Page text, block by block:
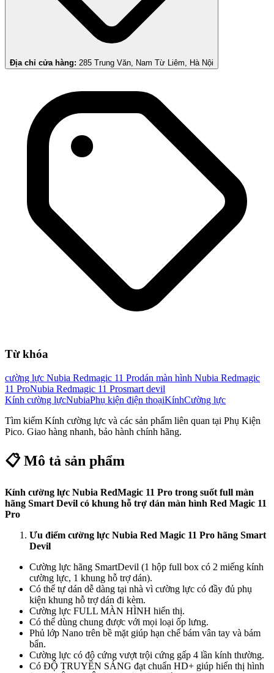
Địa chỉ cửa hàng: 285 Trung Văn, Nam Từ Liêm, Hà Nội
Từ khóa
cường lực Nubia Redmagic 11 Prodán màn hình Nubia Redmagic
11 ProNubia Redmagic 11 Prosmart devil
Kính cường lựcNubiaPhụ kiện điện thoạiKínhCường lực
Tìm kiếm Kính cường lực và các sản phẩm liên quan tại Phụ Kiện
Pico. Giao hàng nhanh, bảo hành chính hãng.
📋 Mô tả sản phẩm
Kính cường lực Nubia RedMagic 11 Pro trong suốt full màn
hãng Smart Devil có khung hỗ trợ dán màn hình Red Magic 11
Pro
Ưu điểm cường lực Nubia Red Magic 11 Pro hãng Smart
Devil
Cường lực hãng SmartDevil (1 hộp full box có 2 miếng kính
cường lực, 1 khung hỗ trợ dán).
Có thể tự dán dễ dàng tại nhà vì cường lực có đầy đủ phụ
kiện khung hỗ trợ dán đi kèm.
Cường lực FULL MÀN HÌNH hiển thị.
Có thể dùng chung được với mọi loại ốp lưng.
Phủ lớp Nano trên bề mặt giúp hạn chế bám vân tay và bám
bẩn.
Cường lực có độ cứng vượt trội cứng gấp 4 lần kính thường.
Có ĐỘ TRUYỀN SÁNG đạt chuẩn HD+ giúp hiển thị hình